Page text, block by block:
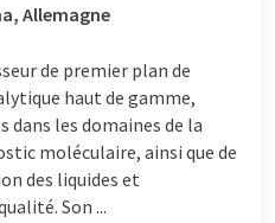
Allemagne
de premier plan de
haut de gamme,
les domaines de la
moléculaire, ainsi que de
des liquides et
Son ...